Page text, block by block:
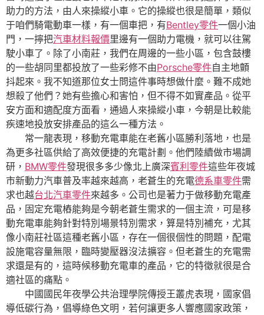
助力的方法，由人來操縱小車。它的操縱也很是簡單，類似
于咱們騎電動車一樣，有一個車把，有Bentley零件一個小油
門，一擰把汽車材料報價里邊有一個助力電機，就可以往駕
駛小車了。除了小南莊，我們在周邊的一些小區，包含鼓樓
的一些胡同里都投放了一些彩修不由Porsche零件自主地顫
抖起來。我不知道那位女士問這件事時想做什麼。難不成她
想殺了他們？她有些擔心和害怕，但不得不如實產品。從平
安方面和適配度方面看，通過人來操縱小車，今朝是比較能
疾速地投放安排產品的這么一種方法。
常一龍表現，移動充電車能在老舊小區勝利落地，也是
為更多社區供給了高效便捷的充電計劃。他們陸續做市場調
研， BMW零件發現很多多少像北上廣深賓利零件這些年夜城
市新動力汽車普及率越來越高，老蒼生的充電德系車零件需
求也越台北汽車零件來越多。公司也是著力于做移動充電產
品，固定充電樁能夠是今朝老蒼生需求的一個主流，可是移
動充電車能夠針對特別場景特別需求，算是特別補充，尤其
像小南莊社區這種老舊小區，存在一個很個性的問題，配電
設施電容量無限，臨時變壓器沒法擴容。但老蒼生的充電需
求還是有的，這時候移動充電車的產品，它的特徵就很是合
適社區的痛點。
中國國民年夜學公共治理學院傳授王叢虎表現，國家倡
導低碳行為，倡導綠色文明，若何讓更多人響應國家政策，